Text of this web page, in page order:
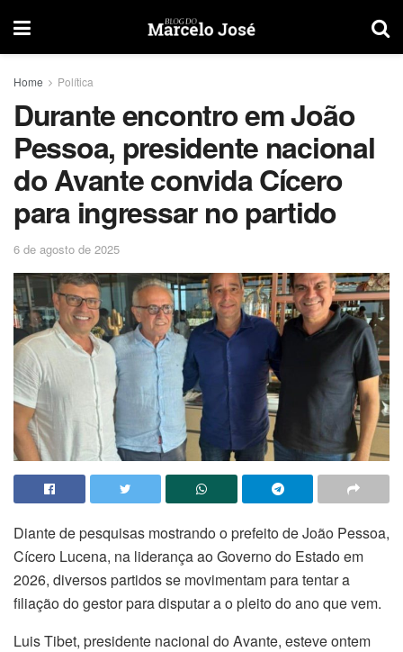
Home Política
Durante encontro em João
Pessoa, presidente nacional
do Avante convida Cícero
para ingressar no partido
6 de agosto de 2025
Diante de pesquisas mostrando o prefeito de João Pessoa,
Cícero Lucena, na liderança ao Governo do Estado em
2026, diversos partidos se movimentam para tentar a
filiação do gestor para disputar a o pleito do ano que vem.
Luis Tibet, presidente nacional do Avante, esteve ontem